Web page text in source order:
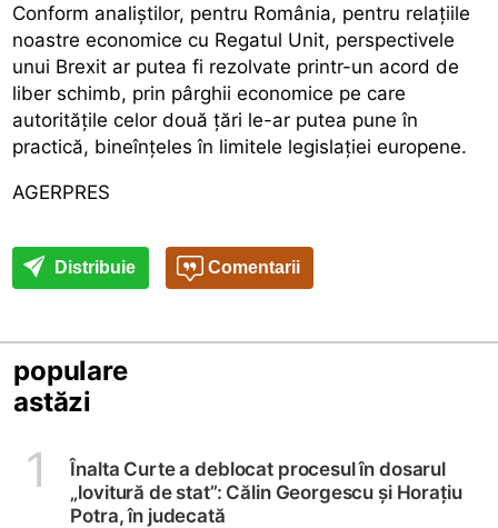
Conform analiștilor, pentru România, pentru relațiile
noastre economice cu Regatul Unit, perspectivele
unui Brexit ar putea fi rezolvate printr-un acord de
liber schimb, prin pârghii economice pe care
autoritățile celor două țări le-ar putea pune în
practică, bineînțeles în limitele legislației europene.
AGERPRES
Distribuie Comentarii
populare
astăzi
1
Înalta Curte a deblocat procesul în dosarul
„lovitură de stat”: Călin Georgescu și Horațiu
Potra, în judecată